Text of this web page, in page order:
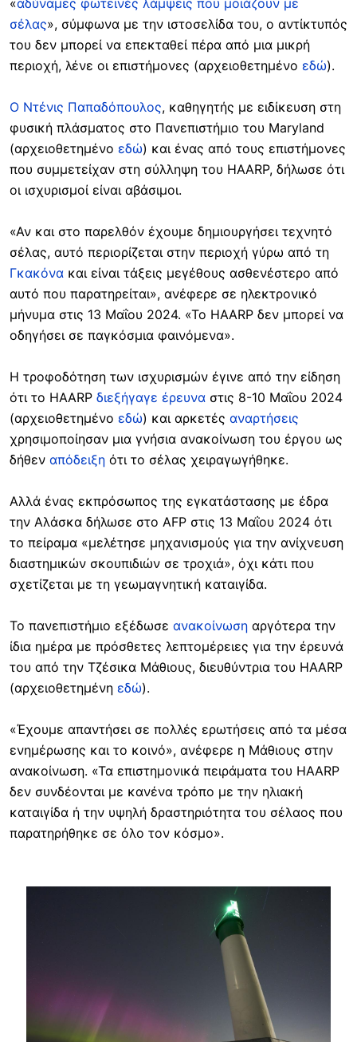
«αδύναμες φωτεινές λάμψεις που μοιάζουν με
σέλας», σύμφωνα με την ιστοσελίδα του, ο αντίκτυπός
του δεν μπορεί να επεκταθεί πέρα από μια μικρή
περιοχή, λένε οι επιστήμονες (αρχειοθετημένο εδώ).
Ο Ντένις Παπαδόπουλος, καθηγητής με ειδίκευση στη
φυσική πλάσματος στο Πανεπιστήμιο του Maryland
(αρχειοθετημένο εδώ) και ένας από τους επιστήμονες
που συμμετείχαν στη σύλληψη του HAARP, δήλωσε ότι
οι ισχυρισμοί είναι αβάσιμοι.
«Αν και στο παρελθόν έχουμε δημιουργήσει τεχνητό
σέλας, αυτό περιορίζεται στην περιοχή γύρω από τη
Γκακόνα και είναι τάξεις μεγέθους ασθενέστερο από
αυτό που παρατηρείται», ανέφερε σε ηλεκτρονικό
μήνυμα στις 13 Μαΐου 2024. «Το HAARP δεν μπορεί να
οδηγήσει σε παγκόσμια φαινόμενα».
Η τροφοδότηση των ισχυρισμών έγινε από την είδηση
ότι το HAARP διεξήγαγε έρευνα στις 8-10 Μαΐου 2024
(αρχειοθετημένο εδώ) και αρκετές αναρτήσεις
χρησιμοποίησαν μια γνήσια ανακοίνωση του έργου ως
δήθεν απόδειξη ότι το σέλας χειραγωγήθηκε.
Αλλά ένας εκπρόσωπος της εγκατάστασης με έδρα
την Αλάσκα δήλωσε στο AFP στις 13 Μαΐου 2024 ότι
το πείραμα «μελέτησε μηχανισμούς για την ανίχνευση
διαστημικών σκουπιδιών σε τροχιά», όχι κάτι που
σχετίζεται με τη γεωμαγνητική καταιγίδα.
Το πανεπιστήμιο εξέδωσε ανακοίνωση αργότερα την
ίδια ημέρα με πρόσθετες λεπτομέρειες για την έρευνά
του από την Τζέσικα Μάθιους, διευθύντρια του HAARP
(αρχειοθετημένη εδώ).
«Έχουμε απαντήσει σε πολλές ερωτήσεις από τα μέσα
ενημέρωσης και το κοινό», ανέφερε η Μάθιους στην
ανακοίνωση. «Τα επιστημονικά πειράματα του HAARP
δεν συνδέονται με κανένα τρόπο με την ηλιακή
καταιγίδα ή την υψηλή δραστηριότητα του σέλαος που
παρατηρήθηκε σε όλο τον κόσμο».